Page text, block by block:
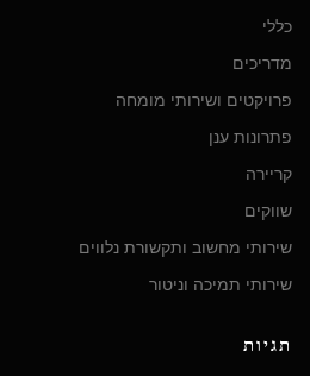
כללי
מדריכים
פרויקטים ושירותי מומחה
פתרונות ענן
קריירה
שווקים
שירותי מחשוב ותקשורת נלווים
שירותי תמיכה וניטור
תגיות